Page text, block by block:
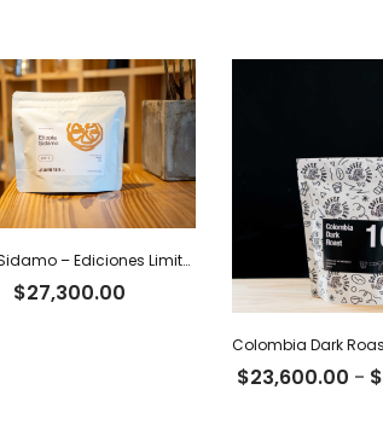
Etiopía Sidamo – Ediciones Limitadas Tiger
$27,300.00
$23,600.00 - $